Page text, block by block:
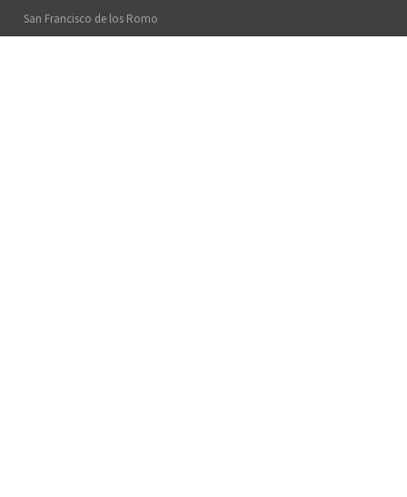
San Francisco de los Romo